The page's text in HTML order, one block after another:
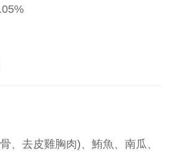
、去皮雞胸肉)、鮪魚、南瓜、